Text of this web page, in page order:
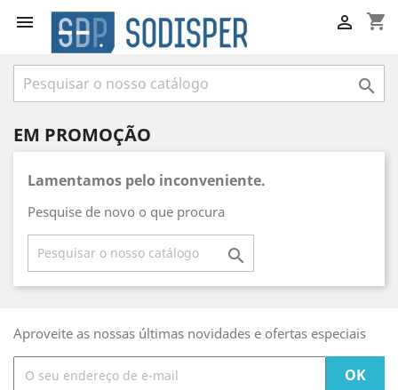
 shopping_cart


EM PROMOÇÃO
Lamentamos pelo inconveniente.
Pesquise de novo o que procura

Aproveite as nossas últimas novidades e ofertas especiais